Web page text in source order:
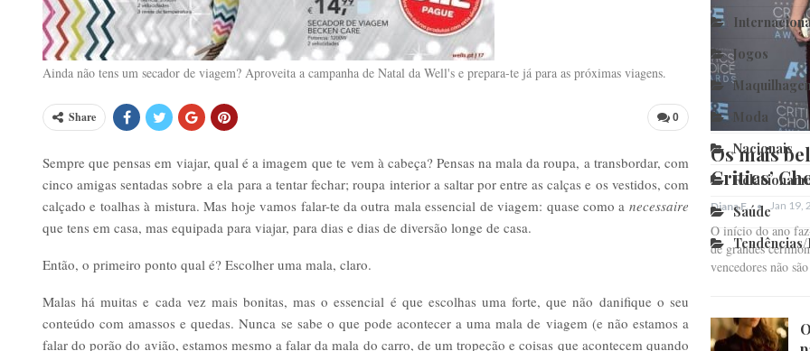
Ainda não tens um secador de viagem? Aproveita a campanha de Natal da Well's e prepara-te já para as próximas viagens.
0
Share
Sempre que pensas em viajar, qual é a imagem que te vem à cabeça? Pensas na mala da roupa, a transbordar, com
cinco amigas sentadas sobre a ela para a tentar fechar; roupa interior a saltar por entre as calças e os vestidos, com
calçado e toalhas à mistura. Mas hoje vamos falar-te da outra mala essencial de viagem: quase como a necessaire
que tens em casa, mas equipada para viajar, para dias e dias de diversão longe de casa.
Então, o primeiro ponto qual é? Escolher uma mala, claro.
Malas há muitas e cada vez mais bonitas, mas o essencial é que escolhas uma forte, que não danifique o seu
conteúdo com amassos e quedas. Nunca se sabe o que pode acontecer a uma mala de viagem (e não estamos a
falar do porão do avião, estamos mesmo a falar da mala do carro, de um tropeção e coisas que acontecem quando
Os mais
Critics’
Diana F. Jan 19,
O início do ano
de grandes
vencedores não
Jogos
Moda
Nacionais
Saúde